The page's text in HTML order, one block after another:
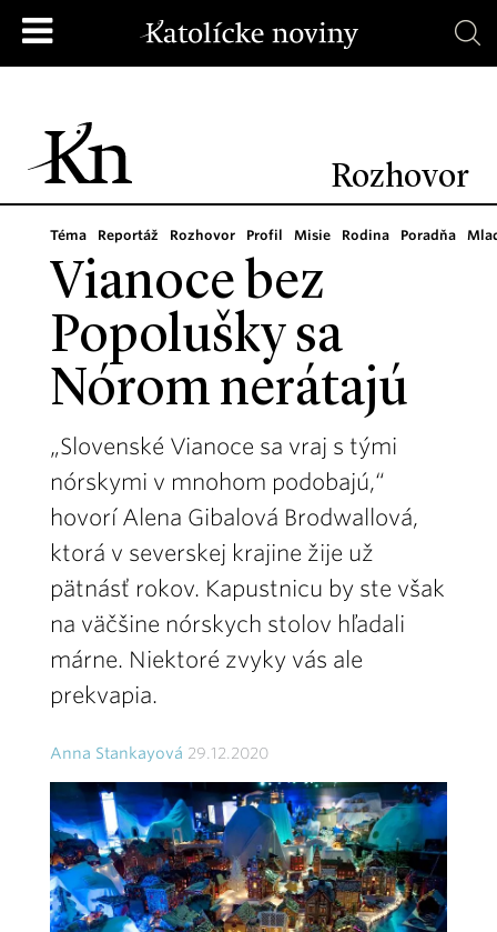
Rozhovor
Téma Reportáž Rozhovor Profil Misie Rodina Poradňa
Vianoce bez
Popolušky sa
Nórom nerátajú
„Slovenské Vianoce sa vraj s tými
nórskymi v mnohom podobajú,“
hovorí Alena Gibalová Brodwallová,
ktorá v severskej krajine žije už
pätnásť rokov. Kapustnicu by ste však
na väčšine nórskych stolov hľadali
márne. Niektoré zvyky vás ale
prekvapia.
Anna Stankayová 29.12.2020